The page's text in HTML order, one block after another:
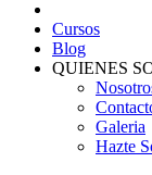
Cursos
Blog
QUIENES
Galeria
Hazte